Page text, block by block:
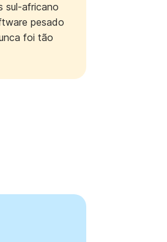
sul-africano
pesado
foi tão